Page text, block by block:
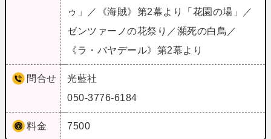
ゥ」／《海賊》第2幕より「花園の場」／
ゼンツァーノの花祭り／瀕死の白鳥／
《ラ・バヤデール》第2幕より
問合せ
光藍社
050-3776-6184
料金 7500